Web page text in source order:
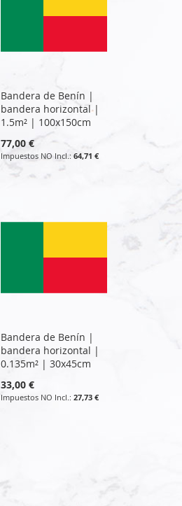
Bandera de Benín |
bandera horizontal |
1.5m² | 100x150cm
77,00 €
64,71 €
Bandera de Benín |
bandera horizontal |
0.135m² | 30x45cm
33,00 €
27,73 €